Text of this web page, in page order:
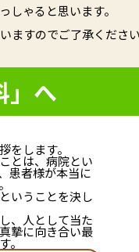
ゃると思います。
すのでご了承ください
」へ
をします。
とは、病院とい
患者様が本当に
いうことを決し
、人として当た
摯に向き合い最
。